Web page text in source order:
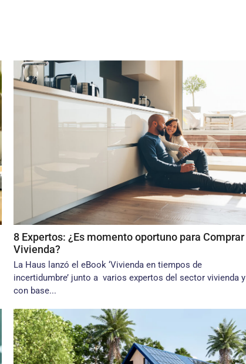
8 Expertos: ¿Es momento oportuno para Comprar
Vivienda?
La Haus lanzó el eBook ‘Vivienda en tiempos de
incertidumbre’ junto a varios expertos del sector vivienda y
con base...